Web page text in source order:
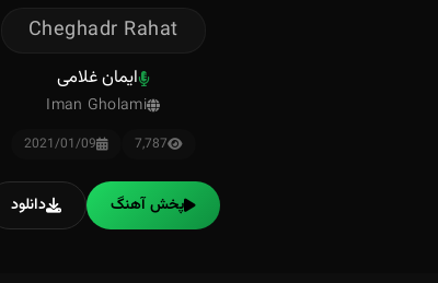
Cheghadr Rahat
ایمان غلامی
Iman Gholami
7,787
2021/01/09
پخش آهنگ دانلود